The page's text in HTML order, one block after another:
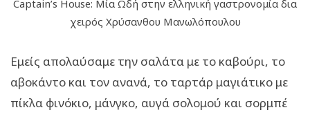
Captain’s House: Μία Ωδή στην ελληνική γαστρονομία δια
χειρός Χρύσανθου Μανωλόπουλου
Εμείς απολαύσαμε την σαλάτα με το καβούρι, το
αβοκάντο και τον ανανά, το ταρτάρ μαγιάτικο με
πίκλα φινόκιο, μάνγκο, αυγά σολομού και σορμπέ